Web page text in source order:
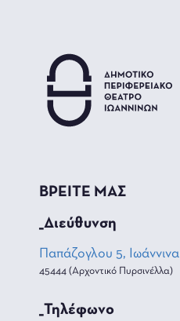
ΒΡΕΙΤΕ ΜΑΣ
_Διεύθυνση
Παπάζογλου 5, Ιωάννινα
45444 (Αρχοντικό Πυρσινέλλα)
_Τηλέφωνο